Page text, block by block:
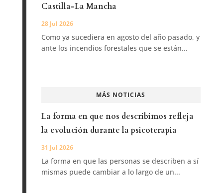
Castilla-La Mancha
28 Jul 2026
Como ya sucediera en agosto del año pasado, y
ante los incendios forestales que se están...
MÁS NOTICIAS
La forma en que nos describimos refleja
la evolución durante la psicoterapia
31 Jul 2026
La forma en que las personas se describen a sí
mismas puede cambiar a lo largo de un...